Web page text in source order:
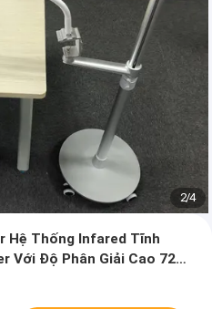
3/4
Hệ Thống Infared Tĩnh
Với Độ Phân Giải Cao 720